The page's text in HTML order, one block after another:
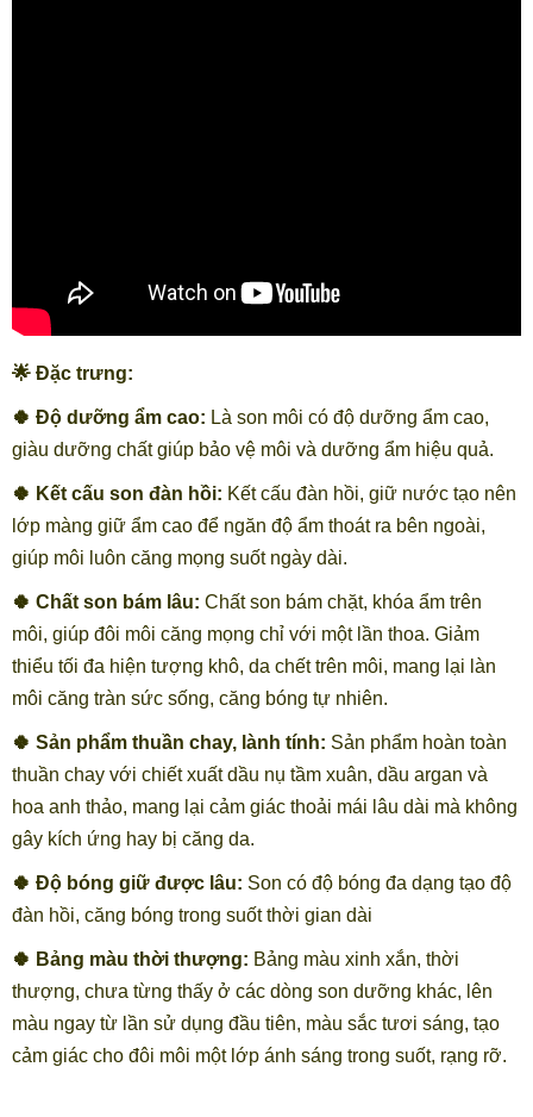
🌟 Đặc trưng:
🍀 Độ dưỡng ẩm cao: Là son môi có độ dưỡng ẩm cao,
giàu dưỡng chất giúp bảo vệ môi và dưỡng ẩm hiệu quả.
🍀 Kết cấu son đàn hồi: Kết cấu đàn hồi, giữ nước tạo nên
lớp màng giữ ẩm cao để ngăn độ ẩm thoát ra bên ngoài,
giúp môi luôn căng mọng suốt ngày dài.
🍀 Chất son bám lâu: Chất son bám chặt, khóa ẩm trên
môi, giúp đôi môi căng mọng chỉ với một lần thoa. Giảm
thiểu tối đa hiện tượng khô, da chết trên môi, mang lại làn
môi căng tràn sức sống, căng bóng tự nhiên.
🍀 Sản phẩm thuần chay, lành tính: Sản phẩm hoàn toàn
thuần chay với chiết xuất dầu nụ tầm xuân, dầu argan và
hoa anh thảo, mang lại cảm giác thoải mái lâu dài mà không
gây kích ứng hay bị căng da.
🍀 Độ bóng giữ được lâu: Son có độ bóng đa dạng tạo độ
đàn hồi, căng bóng trong suốt thời gian dài
🍀 Bảng màu thời thượng: Bảng màu xinh xắn, thời
thượng, chưa từng thấy ở các dòng son dưỡng khác, lên
màu ngay từ lần sử dụng đầu tiên, màu sắc tươi sáng, tạo
cảm giác cho đôi môi một lớp ánh sáng trong suốt, rạng rỡ.